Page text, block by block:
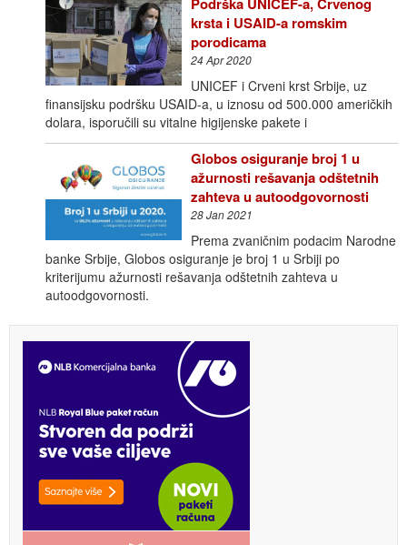
krsta i USAID-a romskim
porodicama
24 Apr 2020
UNICEF i Crveni krst Srbije, uz
finansijsku podršku USAID-a, u iznosu od 500.000 američkih
dolara, isporučili su vitalne higijenske pakete i
Globos osiguranje broj 1 u
ažurnosti rešavanja odštetnih
zahteva u autoodgovornosti
28 Jan 2021
Prema zvaničnim podacim Narodne
banke Srbije, Globos osiguranje je broj 1 u Srbiji po
kriterijumu ažurnosti rešavanja odštetnih zahteva u
autoodgovornosti.